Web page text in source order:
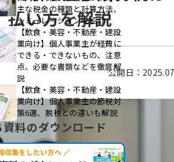
払い方を解説
公開日：
主な税金の種類と計算方法、
シミュレーションを紹介
【飲食・美容・不動産・建設
業向け】個人事業主が経費に
できる・できないもの、注意
点、必要な書類などを徹底解
説
【飲食・美容・不動産・建設
業向け】個人事業主の節税対
策6選、脱税との違いも解説
料のダウンロード